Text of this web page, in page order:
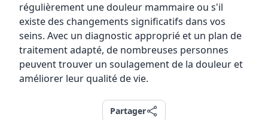
régulièrement une douleur mammaire ou s'il
existe des changements significatifs dans vos
seins. Avec un diagnostic approprié et un plan de
traitement adapté, de nombreuses personnes
peuvent trouver un soulagement de la douleur et
améliorer leur qualité de vie.
Partager
Partager